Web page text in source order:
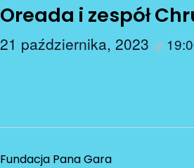
Oreada i zespół
21 października, 2023 @
Fundacja Pana Gara